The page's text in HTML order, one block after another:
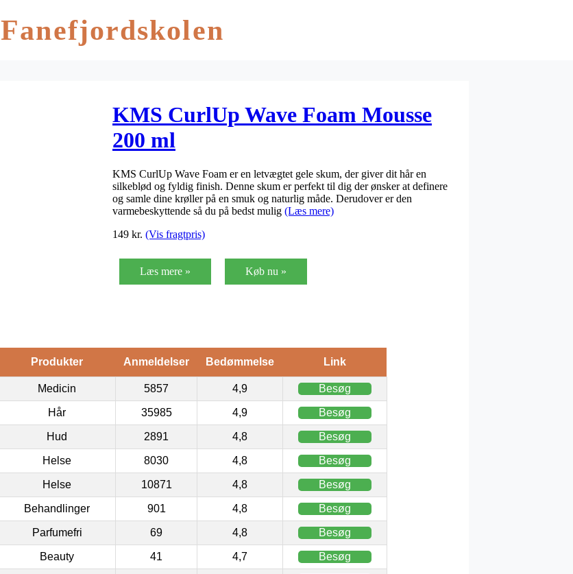
Fanefjordskolen
KMS CurlUp Wave Foam Mousse
200 ml
KMS CurlUp Wave Foam er en letvægtet gele skum, der giver dit hår en
silkeblød og fyldig finish. Denne skum er perfekt til dig der ønsker at definere
og samle dine krøller på en smuk og naturlig måde. Derudover er den
varmebeskyttende så du på bedst mulig (Læs mere)
149 kr. (Vis fragtpris)
Læs mere » Køb nu »
Produkter Anmeldelser Bedømmelse Link
Medicin 5857 4,9 Besøg
Hår 35985 4,9 Besøg
Hud 2891 4,8 Besøg
Helse 8030 4,8 Besøg
Helse 10871 4,8 Besøg
Behandlinger 901 4,8 Besøg
Parfumefri 69 4,8 Besøg
Beauty 41 4,7 Besøg